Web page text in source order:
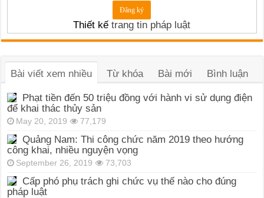
Thiết kếtrang tin pháp luật
Bài viết xem nhiều Từ khóa Bài mới Bình luận
Phạt tiền đến 50 triệu đồng với hành vi sử dụng điện
để khai thác thủy sản
May 20, 2019 77,179
Quảng Nam: Thi công chức năm 2019 theo hướng
công khai, nhiều nguyện vọng
September 26, 2019 73,703
Cấp phó phụ trách ghi chức vụ thế nào cho đúng
pháp luật